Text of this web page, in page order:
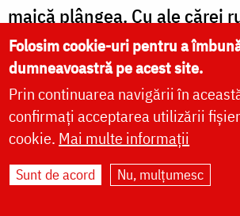
maică plângea. Cu ale cărei
pentru bună îndurarea milei
Preabune, Iubitorule de
milostiveşte-Te şi mântuieşte
Ce ai ridicat păcatul ei.
Folosim cookie-uri pentru a
dumneavoastră pe acest site.
Prin continuarea navigării în
confirmați acceptarea utilizării
cookie. Mai multe informații
Sunt de acord Nu, mulțumesc